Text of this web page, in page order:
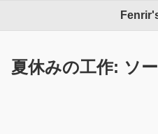
夏休みの工作: ソ